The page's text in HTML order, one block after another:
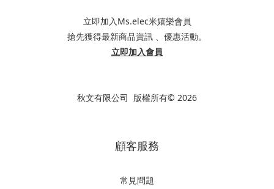
立即加入Ms.elec米嬉樂會員
搶先獲得最新商品資訊 、優惠活動。
立即加入會員
秋文有限公司 版權所有© 2026
顧客服務
常見問題